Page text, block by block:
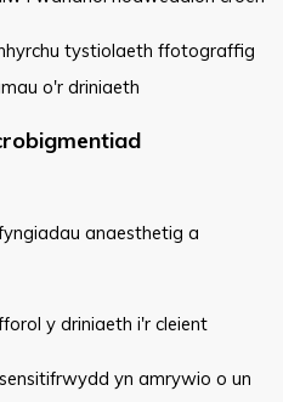
tystiolaeth ffotograffig
o'r driniaeth
anaesthetig a
y driniaeth i'r cleient
yn amrywio o un